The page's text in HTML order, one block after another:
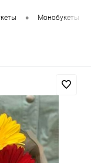
• Монобукеты